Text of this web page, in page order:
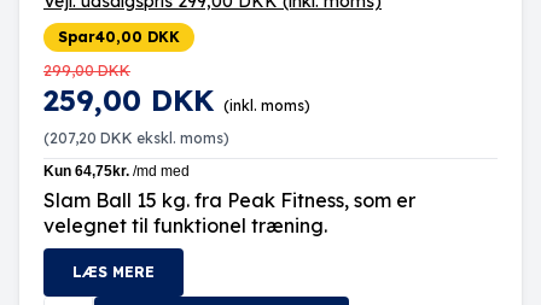
Spar40,00 DKK
299,00 DKK
259,00 DKK (inkl. moms)
(207,20 DKK ekskl. moms)
Slam Ball 15 kg. fra Peak Fitness, som er
velegnet til funktionel træning.
LÆS MERE